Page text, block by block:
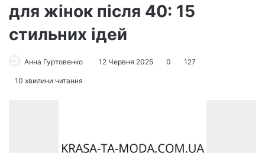
для жінок після 40: 15
стильних ідей
Анна Гуртовенко 12 Червня 2025 0 127
10 хвилини читання